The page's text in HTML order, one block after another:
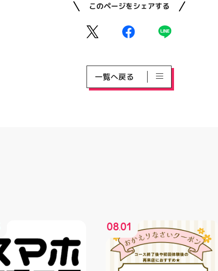
このページをシェアする
一覧へ戻る
08.01